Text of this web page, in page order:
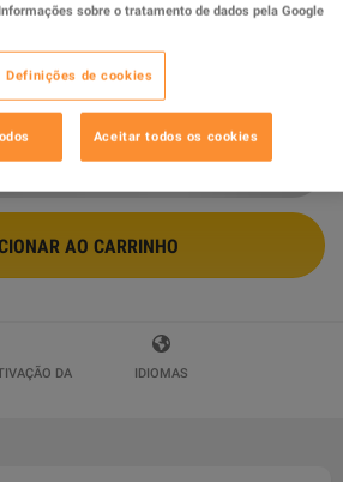
$1.93
DISPONÍVEIS A PARTIR DE $1.93
AO CARRINHO
DA
IDIOMAS
Informações sobre o tratamento de dados pela Google
Definições de cookies
Aceitar todos os cookies